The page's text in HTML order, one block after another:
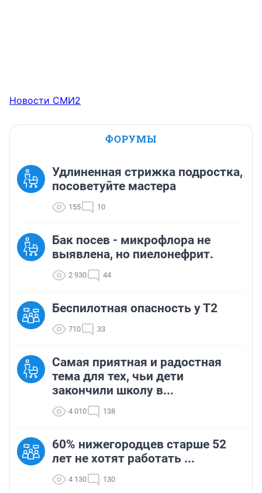
Новости СМИ2
ФОРУМЫ
Удлиненная стрижка подростка,
посоветуйте мастера
155 10
Бак посев - микрофлора не
выявлена, но пиелонефрит.
2 930 44
Беспилотная опасность у Т2
710 33
Самая приятная и радостная
тема для тех, чьи дети
закончили школу в...
4 010 138
60% нижегородцев старше 52
лет не хотят работать ...
4 130 130